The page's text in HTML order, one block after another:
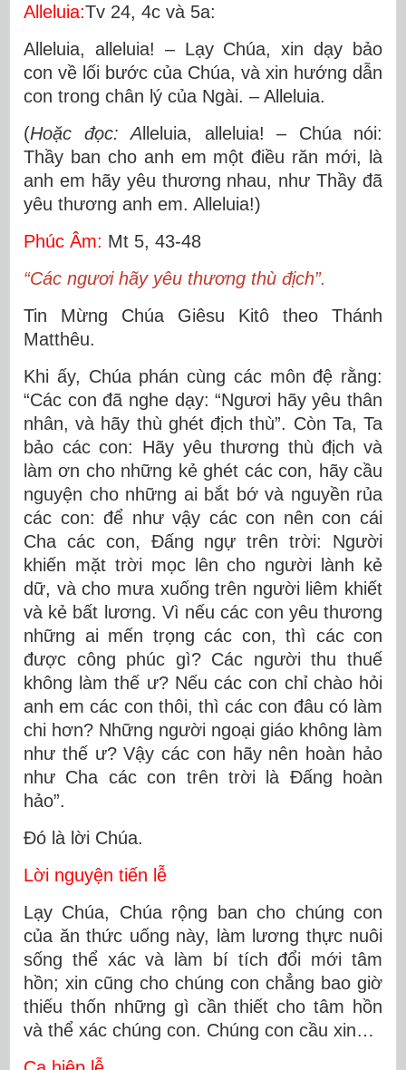
Alleluia:Tv 24, 4c và 5a:
Alleluia, alleluia! – Lạy Chúa, xin dạy bảo
con về lối bước của Chúa, và xin hướng dẫn
con trong chân lý của Ngài. – Alleluia.
(Hoặc đọc: A lleluia, alleluia! – Chúa nói:
Thầy ban cho anh em một điều răn mới, là
anh em hãy yêu thương nhau, như Thầy đã
yêu thương anh em. Alleluia!)
Phúc Âm: Mt 5, 43-48
“Các ngươi hãy yêu thương thù địch”.
Tin Mừng Chúa Giêsu Kitô theo Thánh
Matthêu.
Khi ấy, Chúa phán cùng các môn đệ rằng:
“Các con đã nghe dạy: “Ngươi hãy yêu thân
nhân, và hãy thù ghét địch thù”. Còn Ta, Ta
bảo các con: Hãy yêu thương thù địch và
làm ơn cho những kẻ ghét các con, hãy cầu
nguyện cho những ai bắt bớ và nguyền rủa
các con: để như vậy các con nên con cái
Cha các con, Ðấng ngự trên trời: Người
khiến mặt trời mọc lên cho người lành kẻ
dữ, và cho mưa xuống trên người liêm khiết
và kẻ bất lương. Vì nếu các con yêu thương
những ai mến trọng các con, thì các con
được công phúc gì? Các người thu thuế
không làm thế ư? Nếu các con chỉ chào hỏi
anh em các con thôi, thì các con đâu có làm
chi hơn? Những người ngoại giáo không làm
như thế ư? Vậy các con hãy nên hoàn hảo
như Cha các con trên trời là Ðấng hoàn
hảo”.
Ðó là lời Chúa.
Lời nguyện tiến lễ
Lạy Chúa, Chúa rộng ban cho chúng con
của ăn thức uống này, làm lương thực nuôi
sống thể xác và làm bí tích đổi mới tâm
hồn; xin cũng cho chúng con chẳng bao giờ
thiếu thốn những gì cần thiết cho tâm hồn
và thể xác chúng con. Chúng con cầu xin…